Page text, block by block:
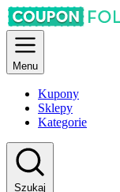
Menu
Kupony
Sklepy
Kategorie
Szukaj